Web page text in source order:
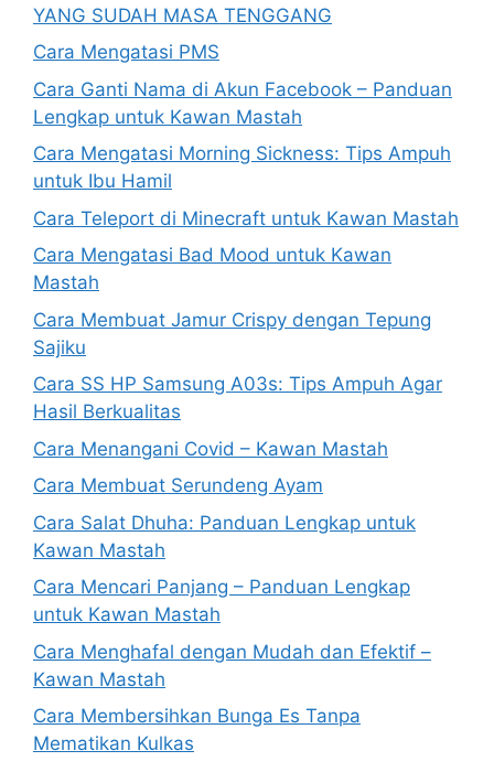
YANG SUDAH MASA TENGGANG
Cara Mengatasi PMS
Cara Ganti Nama di Akun Facebook – Panduan
Lengkap untuk Kawan Mastah
Cara Mengatasi Morning Sickness: Tips Ampuh
untuk Ibu Hamil
Cara Teleport di Minecraft untuk Kawan Mastah
Cara Mengatasi Bad Mood untuk Kawan
Mastah
Cara Membuat Jamur Crispy dengan Tepung
Sajiku
Cara SS HP Samsung A03s: Tips Ampuh Agar
Hasil Berkualitas
Cara Menangani Covid – Kawan Mastah
Cara Membuat Serundeng Ayam
Cara Salat Dhuha: Panduan Lengkap untuk
Kawan Mastah
Cara Mencari Panjang – Panduan Lengkap
untuk Kawan Mastah
Cara Menghafal dengan Mudah dan Efektif –
Kawan Mastah
Cara Membersihkan Bunga Es Tanpa
Mematikan Kulkas